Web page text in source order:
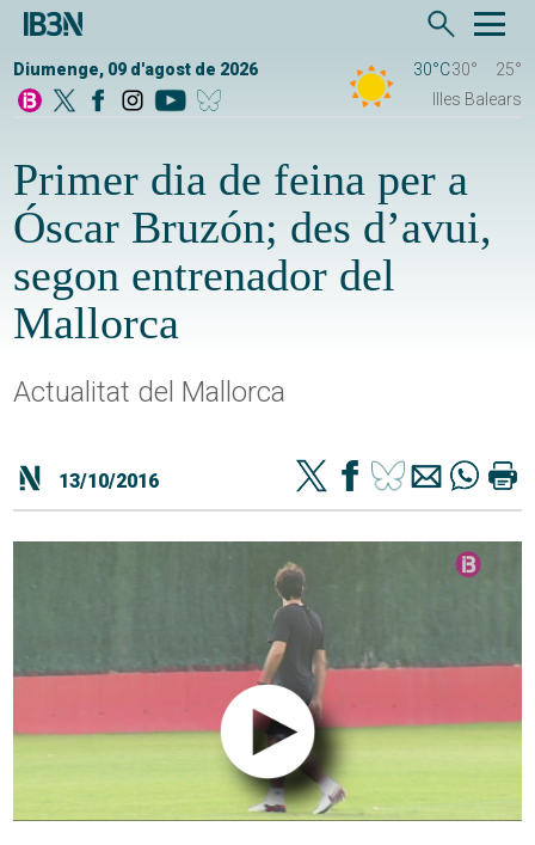
Diumenge, 09 d'agost de 2026 30°C30°
25°
Illes Balears
Primer dia de feina per a
Óscar Bruzón; des d’avui,
segon entrenador del
Mallorca
Actualitat del Mallorca
13/10/2016